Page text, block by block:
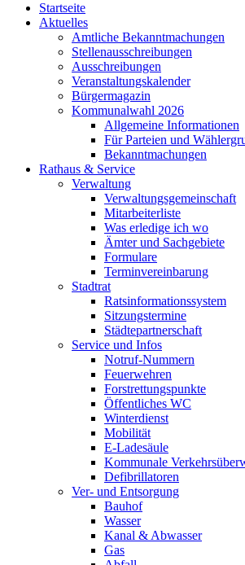
Startseite
Aktuelles
Amtliche Bekanntmachungen
Stellenausschreibungen
Ausschreibungen
Veranstaltungskalender
Bürgermagazin
Kommunalwahl 2026
Allgemeine Informationen
Für Parteien und
Bekanntmachungen
Rathaus & Service
Verwaltung
Verwaltungsgemeinschaft
Mitarbeiterliste
Was erledige ich wo
Ämter und Sachgebiete
Formulare
Terminvereinbarung
Stadtrat
Ratsinformationssystem
Sitzungstermine
Städtepartnerschaft
Service und Infos
Notruf-Nummern
Feuerwehren
Forstrettungspunkte
Öffentliches WC
Winterdienst
Mobilität
E-Ladesäule
Kommunale
Defibrillatoren
Ver- und Entsorgung
Bauhof
Wasser
Kanal & Abwasser
Gas